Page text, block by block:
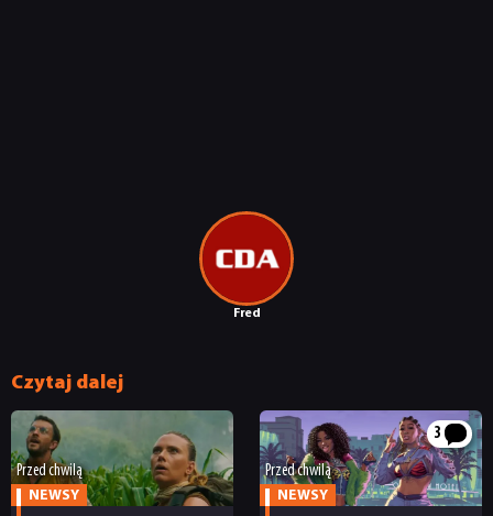
Fred
Czytaj dalej
Przed chwilą
NEWSY
3
Przed chwilą
NEWSY